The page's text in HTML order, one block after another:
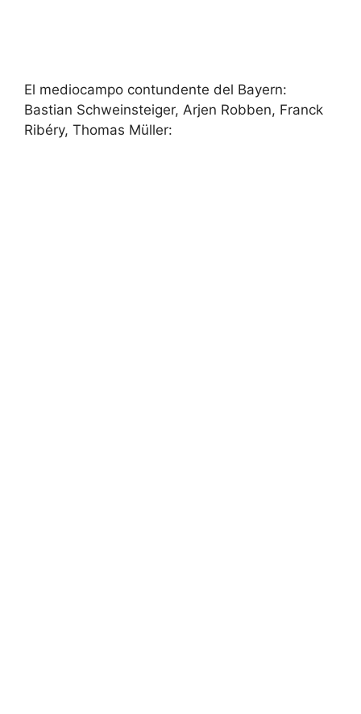
El mediocampo contundente del Bayern:
Bastian Schweinsteiger, Arjen Robben, Franck
Ribéry, Thomas Müller: